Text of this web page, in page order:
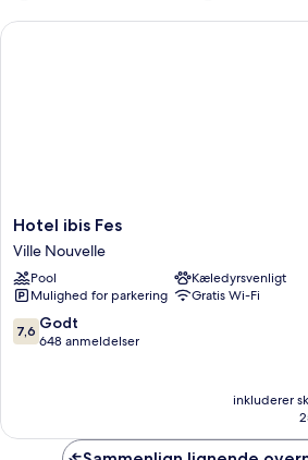
enkeltsenge
-
Hotel
ibis
Fes
Ville
Nouvelle
Hotel ibis Fes
Ville Nouvelle
Pool
Kæledyrsvenligt
Mulighed for parkering
Gratis Wi-Fi
7.6
ud
anmeldelser
7,6 Godt
648 anmeldelser
inkluderer
Hotel ibis Fes